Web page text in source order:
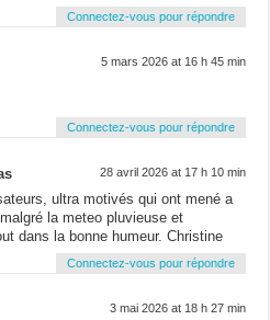
Connectez-vous pour répondre
5 mars 2026 at 16 h 45 min
Connectez-vous pour répondre
28 avril 2026 at 17 h 10 min
ultra motivés qui ont mené a
la meteo pluvieuse et
dans la bonne humeur. Christine
Connectez-vous pour répondre
3 mai 2026 at 18 h 27 min